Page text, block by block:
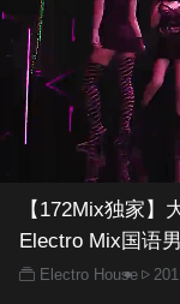
【172Mix独家
Electro Mix国语
Electro House